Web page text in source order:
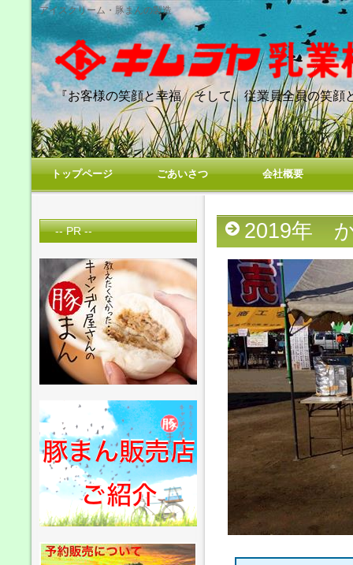
アイスクリーム・豚まんの製造
『お客様の笑顔と幸福 そして、従業員全員の笑顔
2019年
-- PR --
トップページ ごあいさつ 会社概要